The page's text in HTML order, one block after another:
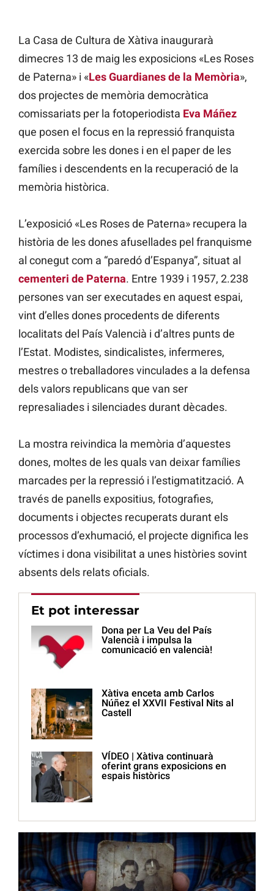
La Casa de Cultura de Xàtiva inaugurarà
dimecres 13 de maig les exposicions «Les Roses
de Paterna» i «Les Guardianes de la Memòria»,
dos projectes de memòria democràtica
comissariats per la fotoperiodista Eva Máñez
que posen el focus en la repressió franquista
exercida sobre les dones i en el paper de les
famílies i descendents en la recuperació de la
memòria històrica.
L’exposició «Les Roses de Paterna» recupera la
història de les dones afusellades pel franquisme
al conegut com a “paredó d’Espanya”, situat al
cementeri de Paterna. Entre 1939 i 1957, 2.238
persones van ser executades en aquest espai,
vint d’elles dones procedents de diferents
localitats del País Valencià i d’altres punts de
l’Estat. Modistes, sindicalistes, infermeres,
mestres o treballadores vinculades a la defensa
dels valors republicans que van ser
represaliades i silenciades durant dècades.
La mostra reivindica la memòria d’aquestes
dones, moltes de les quals van deixar famílies
marcades per la repressió i l’estigmatització. A
través de panells expositius, fotografies,
documents i objectes recuperats durant els
processos d’exhumació, el projecte dignifica les
víctimes i dona visibilitat a unes històries sovint
absents dels relats oficials.
Et pot interessar
Dona per La Veu del País
Valencià i impulsa la
comunicació en valencià!
Xàtiva enceta amb Carlos
Núñez el XXVII Festival Nits al
Castell
VÍDEO | Xàtiva continuarà
oferint grans exposicions en
espais històrics